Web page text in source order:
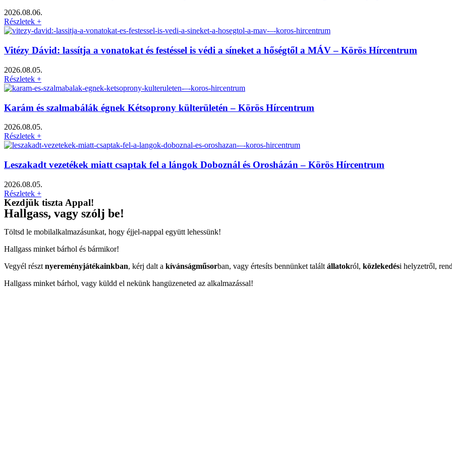
2026.08.06.
Részletek +
Vitézy Dávid: lassítja a vonatokat és festéssel is védi a síneket a hőségtől a MÁV – Körös Hírcentrum
2026.08.05.
Részletek +
Karám és szalmabálák égnek Kétsoprony külterületén – Körös Hírcentrum
2026.08.05.
Részletek +
Leszakadt vezetékek miatt csaptak fel a lángok Doboznál és Orosházán – Körös Hírcentrum
2026.08.05.
Részletek +
Kezdjük tiszta Appal!
Hallgass, vagy szólj be!
Töltsd le mobilalkalmazásunkat, hogy éjjel-nappal együtt lehessünk!
Hallgass minket bárhol és bármikor!
Vegyél részt nyereményjátékainkban, kérj dalt a kívánságműsorban, vagy értesíts bennünket talált állatokról, közlekedési helyzetről,
Hallgass minket bárhol, vagy küldd el nekünk hangüzeneted az alkalmazással!